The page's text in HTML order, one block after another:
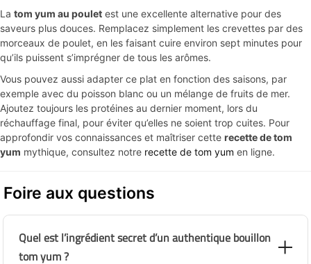
La tom yum au poulet est une excellente alternative pour des
saveurs plus douces. Remplacez simplement les crevettes par des
morceaux de poulet, en les faisant cuire environ sept minutes pour
qu’ils puissent s’imprégner de tous les arômes.
Vous pouvez aussi adapter ce plat en fonction des saisons, par
exemple avec du poisson blanc ou un mélange de fruits de mer.
Ajoutez toujours les protéines au dernier moment, lors du
réchauffage final, pour éviter qu’elles ne soient trop cuites. Pour
approfondir vos connaissances et maîtriser cette recette de tom
yum mythique, consultez notre recette de tom yum en ligne.
Foire aux questions
Quel est l’ingrédient secret d’un authentique bouillon
tom yum ?